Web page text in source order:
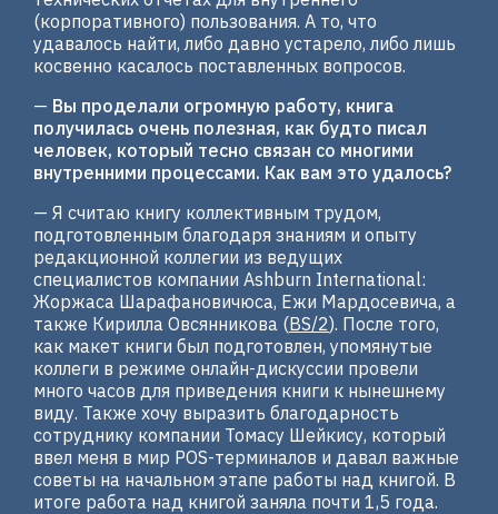
(корпоративного) пользования. А то, что
удавалось найти, либо давно устарело, либо лишь
косвенно касалось поставленных вопросов.
— Вы проделали огромную работу, книга
получилась очень полезная, как будто писал
человек, который тесно связан со многими
внутренними процессами. Как вам это удалось?
— Я считаю книгу коллективным трудом,
подготовленным благодаря знаниям и опыту
редакционной коллегии из ведущих
специалистов компании Ashburn International:
Жоржаса Шарафановичюса, Ежи Мардосевича, а
также Кирилла Овсянникова (BS/2). После того,
как макет книги был подготовлен, упомянутые
коллеги в режиме онлайн-дискуссии провели
много часов для приведения книги к нынешнему
виду. Также хочу выразить благодарность
сотруднику компании Томасу Шейкису, который
ввел меня в мир POS-терминалов и давал важные
советы на начальном этапе работы над книгой. В
итоге работа над книгой заняла почти 1,5 года.